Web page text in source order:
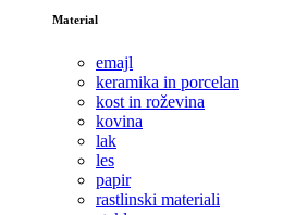
Material
emajl
keramika in porcelan
kost in roževina
kovina
lak
les
papir
rastlinski materiali